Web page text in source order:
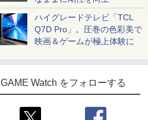
ハイグレードテレビ「TCL
Q7D Pro」。圧巻の色彩美で
映画＆ゲームが極上体験に
GAME Watch をフォローする